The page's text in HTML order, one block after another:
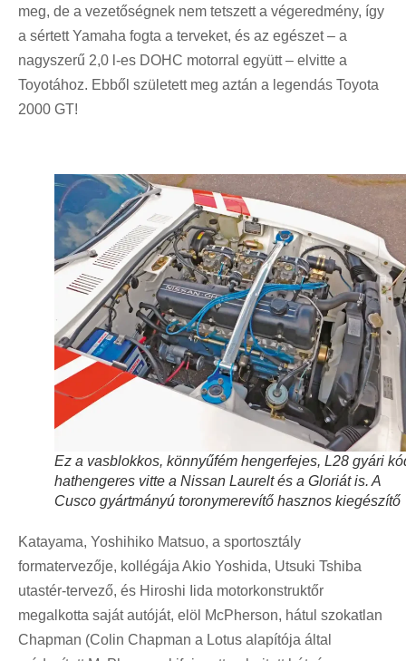
meg, de a vezetőségnek nem tetszett a végeredmény, így
a sértett Yamaha fogta a terveket, és az egészet – a
nagyszerű 2,0 l-es DOHC motorral együtt – elvitte a
Toyotához. Ebből született meg aztán a legendás Toyota
2000 GT!
Ez a vasblokkos, könnyűfém hengerfejes, L28 gyári
hathengeres vitte a Nissan Laurelt és a Gloriát is. A
Cusco gyártmányú toronymerevítő hasznos kiegészítő
Katayama, Yoshihiko Matsuo, a sportosztály
formatervezője, kollégája Akio Yoshida, Utsuki Tshiba
utastér-tervező, és Hiroshi Iida motorkonstruktőr
megalkotta saját autóját, elöl McPherson, hátul szokatlan
Chapman (Colin Chapman a Lotus alapítója által